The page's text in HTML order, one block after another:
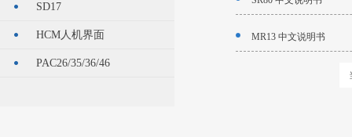
SD17
HCM人机界面
PAC26/35/36/46
MR13 中文说明书